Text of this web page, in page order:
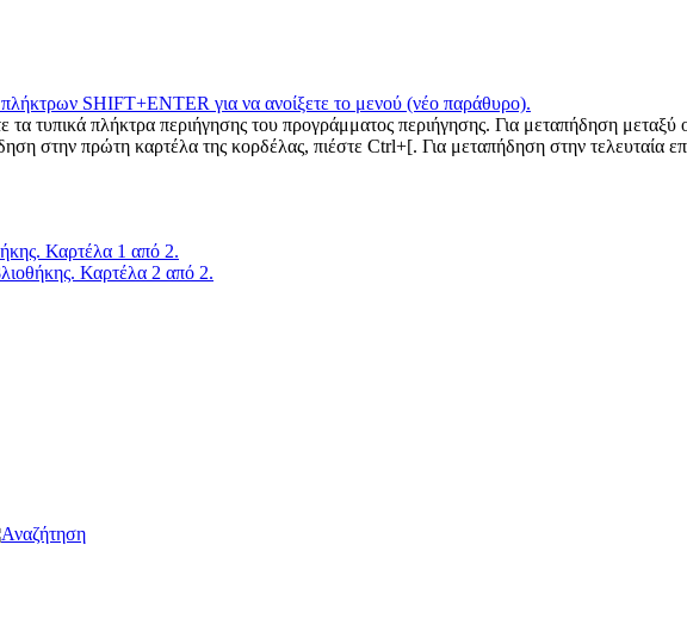
SHIFT+ENTER για να ανοίξετε το μενού (νέο παράθυρο).
τα τυπικά πλήκτρα περιήγησης του προγράμματος περιήγησης. Για μεταπήδηση
πρώτη καρτέλα της κορδέλας, πιέστε Ctrl+[. Για μεταπήδηση στην τελευταία
Καρτέλα 1 από 2.
Καρτέλα 2 από 2.